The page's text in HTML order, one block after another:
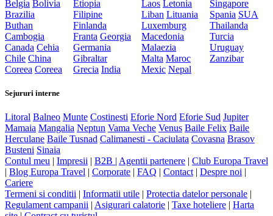
Belgia Bolivia
Brazilia
Buthan
Cambogia
Canada Cehia
Chile China
Coreea Coreea
Etiopia
Filipine
Finlanda
Franta Georgia
Germania
Gibraltar
Grecia India
Laos Letonia
Liban Lituania
Luxemburg
Macedonia
Malaezia
Malta Maroc
Mexic Nepal
Singapore
Spania SUA
Thailanda
Turcia
Uruguay
Zanzibar
Sejururi interne
Litoral Balneo Munte Costinesti Eforie Nord Eforie Sud Jupiter
Mamaia Mangalia Neptun Vama Veche Venus Baile Felix Baile
Herculane Baile Tusnad Calimanesti - Caciulata Covasna Brasov
Busteni Sinaia
Contul meu | Impresii | B2B | Agentii partenere | Club Europa Travel
| Blog Europa Travel | Corporate | FAQ | Contact| Despre noi |
Cariere
Termeni si conditii | Informatii utile | Protectia datelor personale |
Regulament campanii | Asigurari calatorie | Taxe hoteliere | Harta